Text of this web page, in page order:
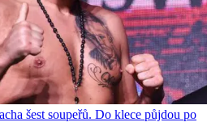
šest soupeřů. Do klece půjdou po